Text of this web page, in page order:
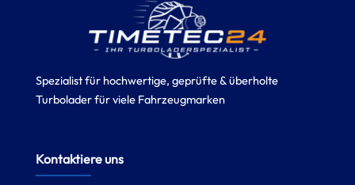
Spezialist für hochwertige, geprüfte & überholte
Turbolader für viele Fahrzeugmarken
Kontaktiere uns